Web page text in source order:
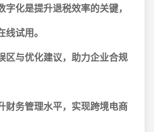
化是提升退税效率的关键，
试用。
区与优化建议，助力企业合规
财务管理水平，实现跨境电商